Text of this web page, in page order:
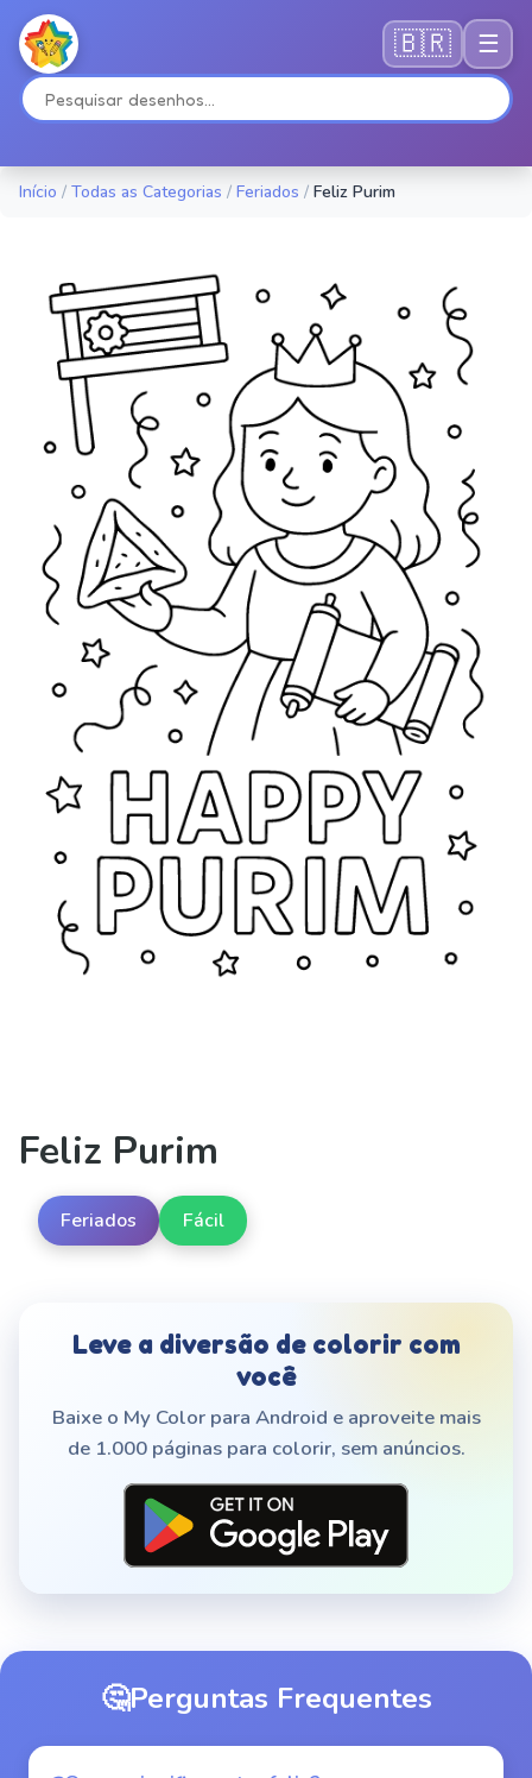
🇧🇷 ☰
Início / Todas as Categorias / Feriados / Feliz Purim
Feliz Purim
Feriados Fácil
Leve a diversão de colorir com
você
Baixe o My Color para Android e aproveite mais
de 1.000 páginas para colorir, sem anúncios.
🤔Perguntas Frequentes